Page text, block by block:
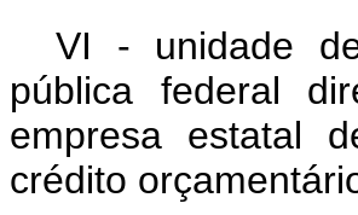
VI - unidade
pública federal
empresa estatal
crédito